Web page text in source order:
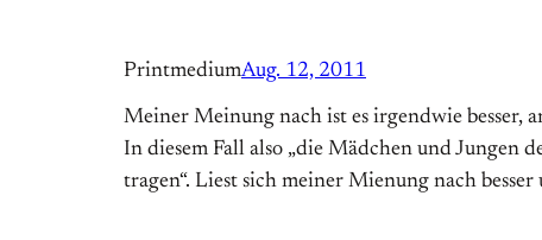
PrintmediumAug. 12, 2011
Meiner Meinung nach ist es irgendwie besser,
In diesem Fall also „die Mädchen und Jungen
tragen“. Liest sich meiner Mienung nach